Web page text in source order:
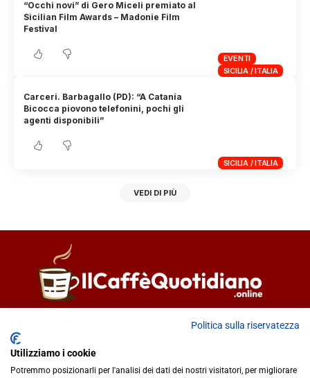
EVENTI
SICILIA / ITALIA
“Occhi novi” di Gero Miceli premiato al
Sicilian Film Awards – Madonie Film
Festival
SICILIA / ITALIA
Carceri. Barbagallo (PD): “A Catania
Bicocca piovono telefonini, pochi gli
agenti disponibili”
VEDI DI PIÙ
Fiorella Falci
redazione@ilcaffequotidiano.online
C.F. 92076900858
Politica sulla riservatezza
Utilizziamo i cookie
Potremmo posizionarli per l'analisi dei dati dei nostri visitatori, per migliorare